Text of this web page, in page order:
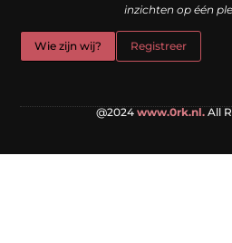
inzichten op één
Wie zijn wij? Registreer
@2024 www.0rk.nl. All